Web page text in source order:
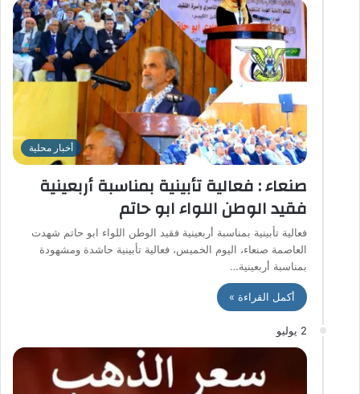
أخبار محلية
صنعاء : فعالية تأبينية بمناسبة أربعينية
فقيد الوطن اللواء ابو حاتم
فعالية تأبينية بمناسبة أربعينية فقيد الوطن اللواء ابو حاتم شهدت
العاصمة صنعاء، اليوم الخميس، فعالية تأبينية حاشدة ومشهودة
بمناسبة أربعينية…
أكمل القراءة »
2 يوليو